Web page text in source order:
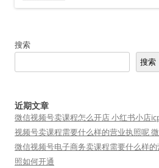
搜索
搜索
近期文章
微信视频号卖课程怎么开店 小红书小店
视频号卖课程需要什么样的营业执照呢
微信视频号电子商务卖课程需要什么样
照如何开通